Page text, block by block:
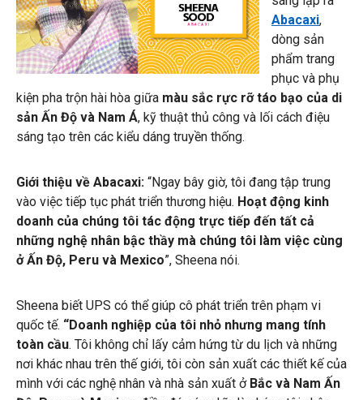
Abacaxi,
dòng sản
phẩm trang
phục và phụ
kiện pha trộn hài hòa giữa màu sắc rực rỡ táo bạo của di
sản Ấn Độ và Nam Á, kỹ thuật thủ công và lối cách điệu
sáng tạo trên các kiểu dáng truyền thống.
Giới thiệu về Abacaxi: “Ngay bây giờ, tôi đang tập trung
vào việc tiếp tục phát triển thương hiệu. Hoạt động kinh
doanh của chúng tôi tác động trực tiếp đến tất cả
những nghệ nhân bậc thầy mà chúng tôi làm việc cùng
ở Ấn Độ, Peru và Mexico”, Sheena nói.
Sheena biết UPS có thể giúp cô phát triển trên phạm vi
quốc tế. “Doanh nghiệp của tôi nhỏ nhưng mang tính
toàn cầu. Tôi không chỉ lấy cảm hứng từ du lịch và những
nơi khác nhau trên thế giới, tôi còn sản xuất các thiết kế của
mình với các nghệ nhân và nhà sản xuất ở Bắc và Nam Ấn